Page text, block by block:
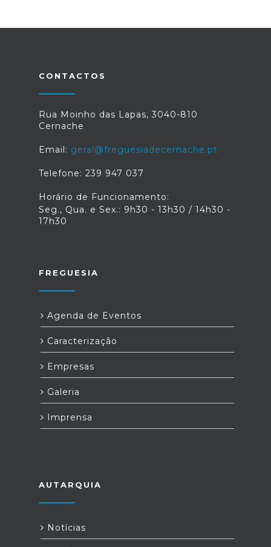
CONTACTOS
Rua Moinho das Lapas, 3040-810
Cernache
Email: geral@freguesiadecernache.pt
Telefone: 239 947 037
Horário de Funcionamento:
Seg., Qua. e Sex.: 9h30 - 13h30 / 14h30 -
17h30
FREGUESIA
Agenda de Eventos
Caracterização
Empresas
Galeria
Imprensa
AUTARQUIA
Notícias